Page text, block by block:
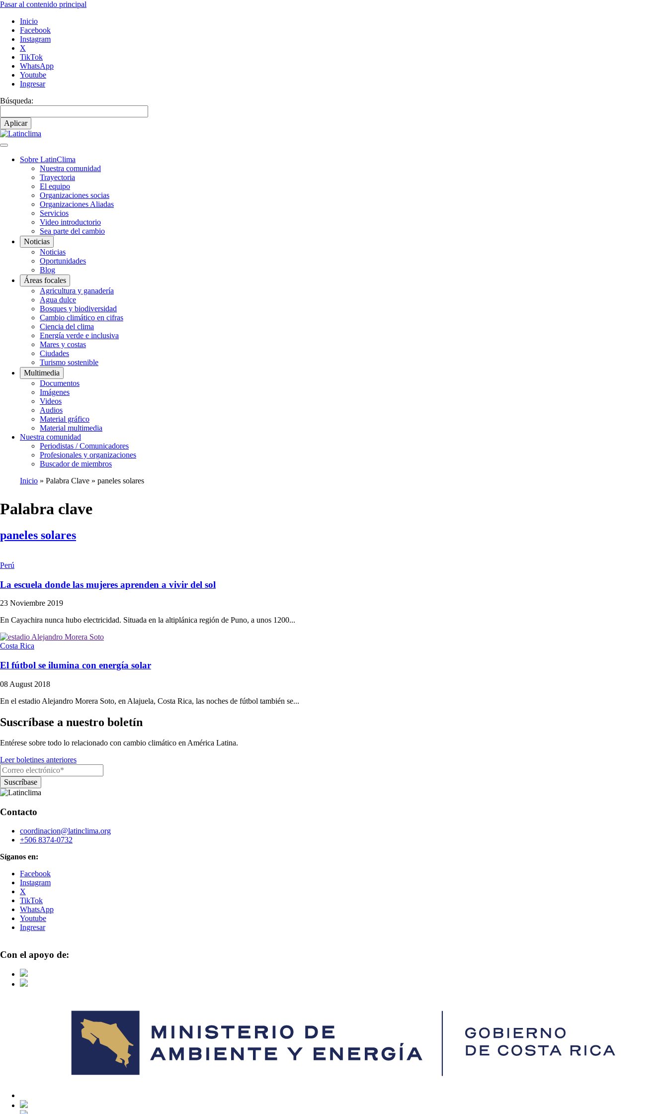
Pasar al contenido principal
Inicio
Facebook
Instagram
X
TikTok
WhatsApp
Youtube
Ingresar
Búsqueda:
Navegación
Sobre LatinClima
Nuestra comunidad
Trayectoria
El equipo
Organizaciones socias
Organizaciones Aliadas
Servicios
Video introductorio
Sea parte del cambio
Noticias
Noticias
Oportunidades
Blog
Áreas focales
Agricultura y ganadería
Agua dulce
Bosques y biodiversidad
Cambio climático en cifras
Ciencia del clima
Energía verde e inclusiva
Mares y costas
Ciudades
Turismo sostenible
Multimedia
Documentos
Imágenes
Videos
Audios
Material gráfico
Material multimedia
Nuestra comunidad
Periodistas / Comunicadores
Profesionales y organizaciones
Buscador de miembros
de
Inicio Palabra Clave paneles solares
Palabra clave
paneles solares
Perú
La escuela donde las mujeres aprenden a vivir del sol
23 Noviembre 2019
En Cayachira nunca hubo electricidad. Situada en la altiplánica región de Puno, a unos 1200...
Costa Rica
El fútbol se ilumina con energía solar
08 August 2018
En el estadio Alejandro Morera Soto, en Alajuela, Costa Rica, las noches de fútbol también se...
Suscríbase a nuestro boletín
Entérese sobre todo lo relacionado con cambio climático en América Latina.
Leer boletines anteriores
Contacto
coordinacion@latinclima.org
+506 8374-0732
Síganos en:
Facebook
Instagram
X
TikTok
WhatsApp
Youtube
Ingresar
Con el apoyo de: